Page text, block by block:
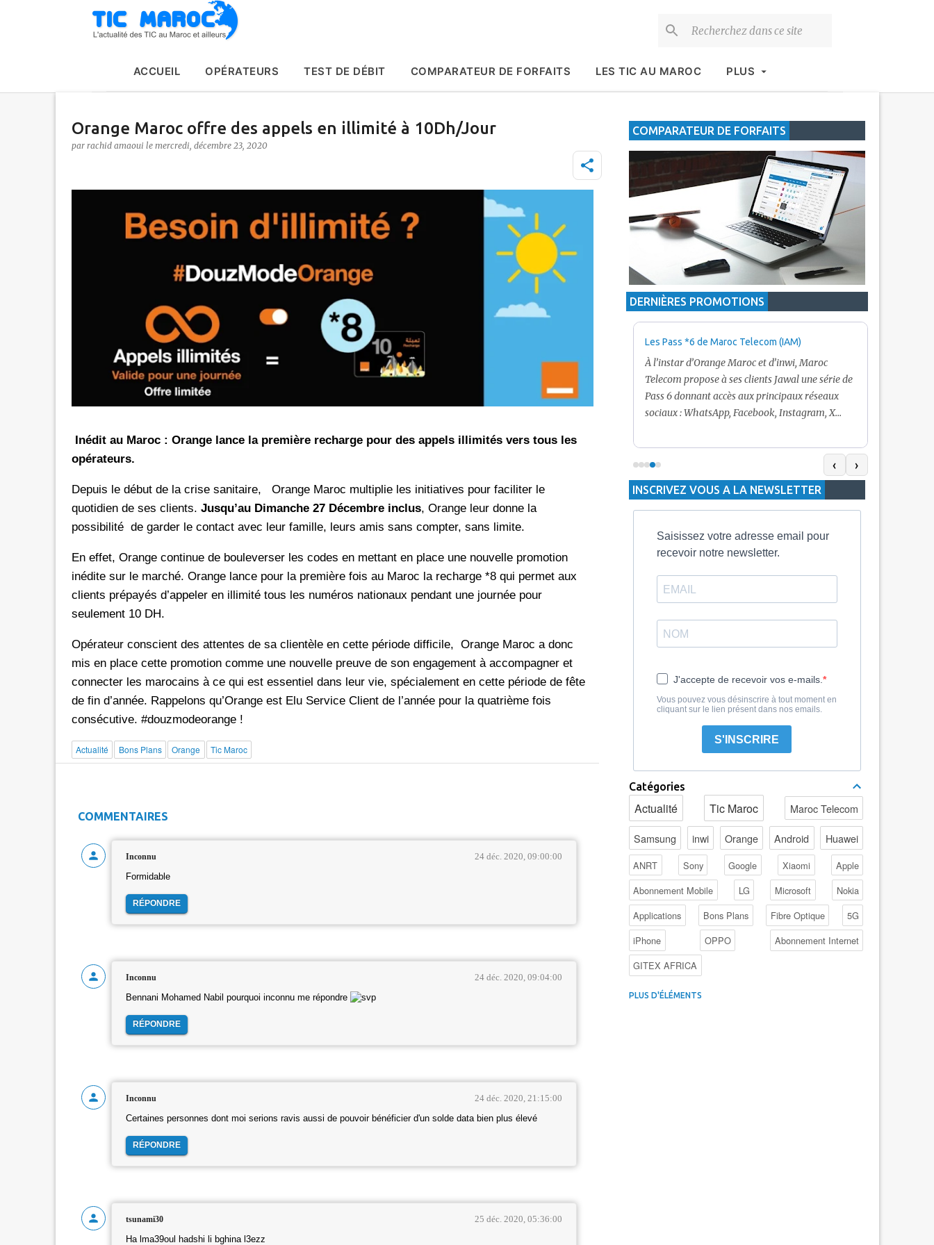
ACCUEIL OPÉRATEURS TEST DE DÉBIT COMPARATEUR DE FORFAITS LES TIC AU MAROC PLUS
Orange Maroc offre des appels en illimité à 10Dh/Jour
par rachid amaoui le mercredi, décembre 23, 2020
Inédit au Maroc : Orange lance la première recharge pour des appels illimités vers tous les
opérateurs.
Depuis le début de la crise sanitaire, Orange Maroc multiplie les initiatives pour faciliter le
quotidien de ses clients. Jusqu’au Dimanche 27 Décembre inclus, Orange leur donne la
possibilité de garder le contact avec leur famille, leurs amis sans compter, sans limite.
En effet, Orange continue de bouleverser les codes en mettant en place une nouvelle promotion
inédite sur le marché. Orange lance pour la première fois au Maroc la recharge *8 qui permet aux
clients prépayés d’appeler en illimité tous les numéros nationaux pendant une journée pour
seulement 10 DH.
Opérateur conscient des attentes de sa clientèle en cette période difficile, Orange Maroc a donc
mis en place cette promotion comme une nouvelle preuve de son engagement à accompagner et
connecter les marocains à ce qui est essentiel dans leur vie, spécialement en cette période de fête
de fin d’année. Rappelons qu’Orange est Elu Service Client de l’année pour la quatrième fois
consécutive. #douzmodeorange !
Actualité Bons Plans Orange Tic Maroc
COMMENTAIRES
Inconnu 24 déc. 2020, 09:00:00
Formidable
RÉPONDRE
Inconnu 24 déc. 2020, 09:04:00
Bennani Mohamed Nabil pourquoi inconnu me répondre
RÉPONDRE
Inconnu 24 déc. 2020, 21:15:00
Certaines personnes dont moi serions ravis aussi de pouvoir bénéficier d'un solde data bien plus élevé
RÉPONDRE
tsunami30 25 déc. 2020, 05:36:00
Ha lma39oul hadshi li bghina l3ezz
COMPARATEUR DE FORFAITS
DERNIÈRES PROMOTIONS
de 30 Dh donne dorénavant un
réseaux sociaux chez Orange.
peuvent désormais bénéficier
code d'une recharge de 30 Dh
Promotion inwi: L'illimité vers les réseaux sociaux
avec *6
A l'instar de Maroc Telecom et Orange, inwi fait
bénéficier ses clients prépayés d'un accès à
Facebook, Twitter, Instagram et Snapchat voire
promotionnelle qui prendra fin le 23 mars 2026,
le Pass 30 Dh de inwi offre un
Promotion Orange Maroc: Recharge x25 +
Internet
Nouveau! Orange Maroc multiplie les recharges
de ses clients mobiles en prépayé par 25 et ce,
un volume d'internet variant selon le montant de
Les Pass *6 de Maroc Telecom (IAM)
À l’instar d’Orange Maroc et d’inwi, Maroc
Telecom propose à ses clients Jawal une série de
Pass 6 donnant accès aux principaux réseaux
sociaux : WhatsApp, Facebook, Instagram, X
5 Dh inclut 100 Mo, le Pass 10 Dh offre 400 Mo,
tandis que les formules à 20 Dh et 30 Dh
proposent respectivement 1 Go et 2 Go. Les
durées de validité sont de 3 jours pour
‹ ›
INSCRIVEZ VOUS A LA NEWSLETTER
Saisissez votre adresse email pour
recevoir notre newsletter.
J'accepte de recevoir vos e-mails.
Vous pouvez vous désinscrire à tout moment en
cliquant sur le lien présent dans nos emails.
S'INSCRIRE
Catégories
Actualité Tic Maroc Maroc Telecom
Samsung inwi Orange Android Huawei
ANRT Sony Google Xiaomi
Apple
Abonnement Mobile
LG Microsoft
Nokia
Applications
Bons Plans Fibre Optique
5G
iPhone
OPPO
Abonnement Internet
GITEX AFRICA
4G au Maroc
PLUS D'ÉLÉMENTS